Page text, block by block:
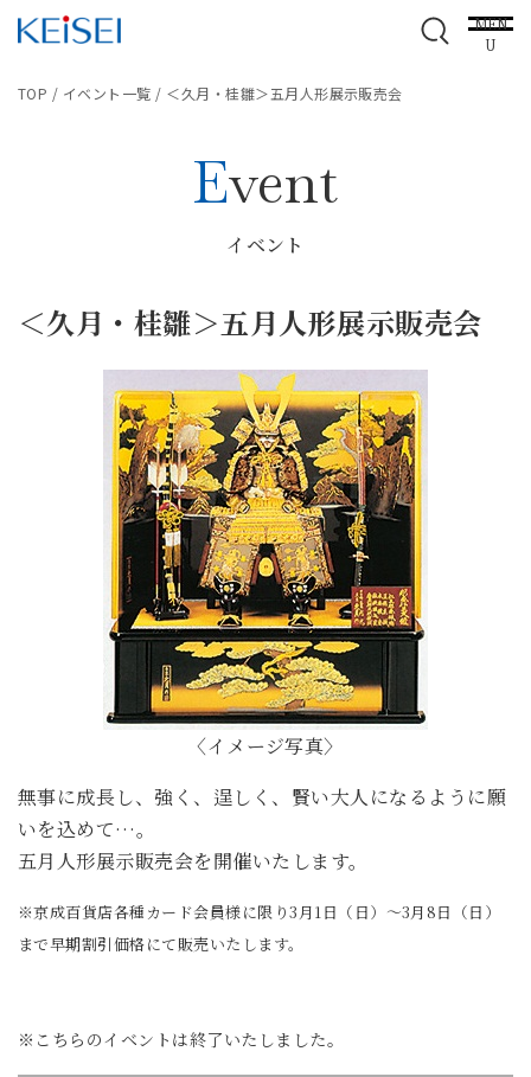
MEN
U
TOP / イベント一覧 / ＜久月・桂雛＞五月人形展示販売会
Event
イベント
＜久月・桂雛＞五月人形展示販売会
〈イメージ写真〉
無事に成長し、強く、逞しく、賢い大人になるように願
いを込めて…。
五月人形展示販売会を開催いたします。
※京成百貨店各種カード会員様に限り3月1日（日）～3月8日（日）
まで早期割引価格にて販売いたします。
※こちらのイベントは終了いたしました。